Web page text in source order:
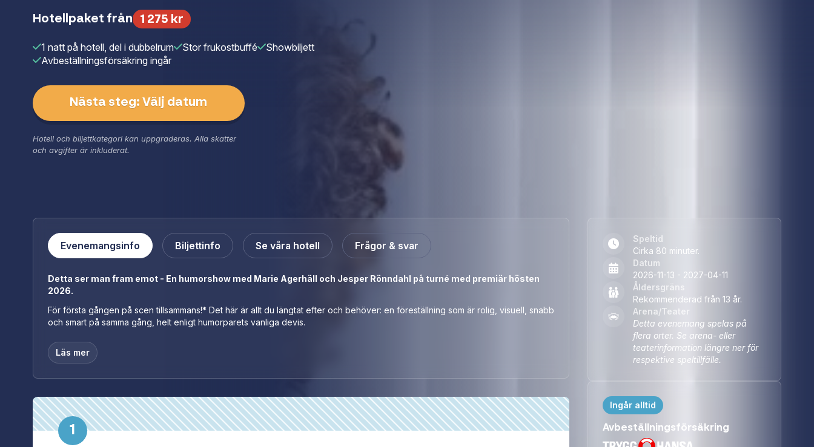
med en stor ensemble och liveorkester. Regi och svensk dialog står Klas Wiljergård för, koreografi av Jennie Widegren och
föreställning för alla generationer som lämnar publiken euforisk. Det här är Grease The Musical. Precis som du minns den. Fast
ännu bättre. Originalmanus är skrivet av Jim Jacobs och Warren Casey Föreställningen produceras av 2Entertain och Vicky
Nöjesproduktion. Hos oss bokar du enkelt ditt hotellpaket med biljetter och boende till musikalen!
Hotellpaket från 1 275 kr
1 natt på hotell, del i dubbelrum Stor frukostbuffé
Showbiljett
Avbeställningsförsäkring ingår
Nästa steg: Välj datum
Hotell och biljettkategori kan uppgraderas. Alla skatter
och avgifter är inkluderat.
Speltid
Cirka 80 minuter.
Datum
2026-11-13 - 2027-04-11
Åldersgräns
Rekommenderad från 13 år.
Arena/Teater
Detta evenemang spelas på
flera orter. Se arena- eller
teaterinformation längre ner för
respektive speltillfälle.
Ingår alltid
Avbeställningsförsäkring
Evenemangsinfo Biljettinfo Se våra hotell Frågor & svar
Detta ser man fram emot - En humorshow med Marie Agerhäll och Jesper Rönndahl på turné med premiär hösten
2026.
För första gången på scen tillsammans!* Det här är allt du längtat efter och behöver: en föreställning som är rolig, visuell, snabb
och smart på samma gång, helt enligt humorparets vanliga devis.
Läs mer
1